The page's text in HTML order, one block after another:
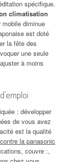
spécifique.
climatisation
mobile diminue
est doté
la fête des
une seule
à moins
: développer
de vous avez
est la qualité
contre la panasonic
couvre :,